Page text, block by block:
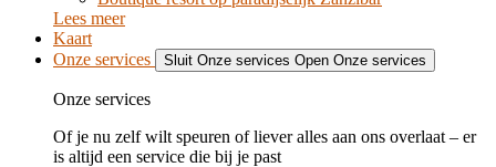
Lees meer
Kaart
Onze services
Sluit Onze services Open Onze services
Onze services
Of je nu zelf wilt speuren of liever alles aan ons overlaat – er
is altijd een service die bij je past